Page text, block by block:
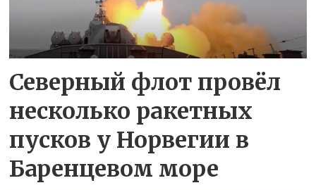
Северный флот провёл
несколько ракетных
пусков у Норвегии в
Баренцевом море